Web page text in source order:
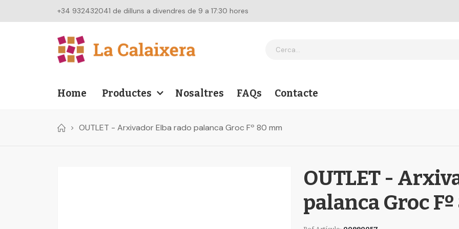
+34 932432041 de dilluns a divendres de 9 a 17:30 hores
Home Productes Nosaltres FAQs Contacte
OUTLET - Arxivador Elba rado palanca Groc Fº 80 mm
OUTLET -
palanca Groc